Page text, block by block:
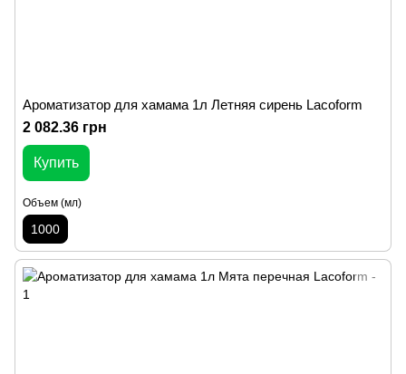
Ароматизатор для хамама 1л Летняя сирень Lacoform
2 082.36 грн
Купить
Объем (мл)
1000